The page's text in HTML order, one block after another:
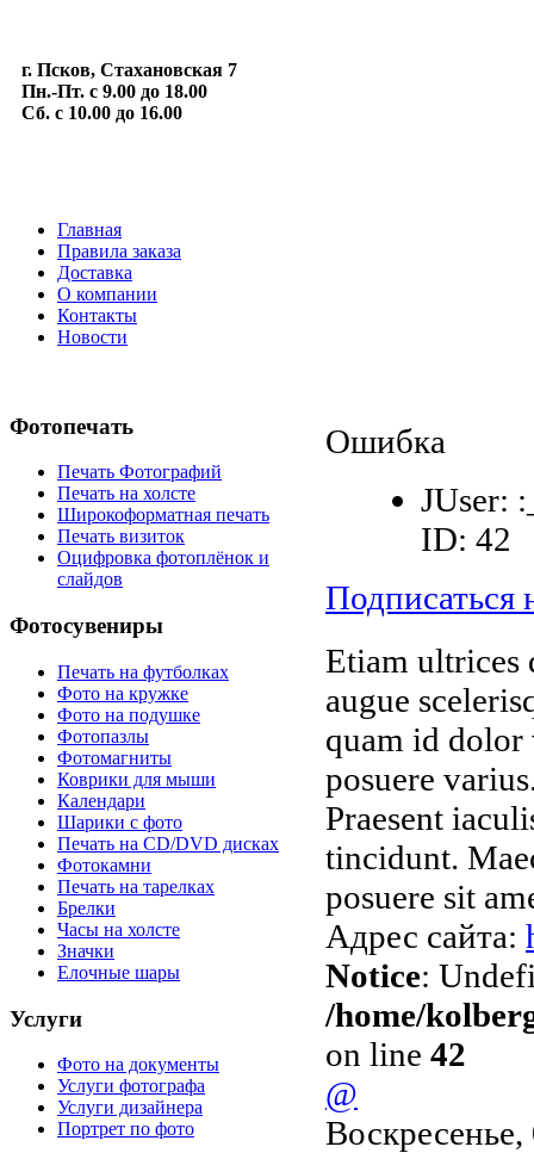
г. Псков, Стахановская 7
Пн.-Пт. с 9.00 до 18.00
Сб. с 10.00 до 16.00
Главная
Правила заказа
Доставка
О компании
Контакты
Новости
Фотопечать
Печать Фотографий
Печать на холсте
Широкоформатная печать
Печать визиток
Оцифровка фотоплёнок и
слайдов
Фотосувениры
Печать на футболках
Фото на кружке
Фото на подушке
Фотопазлы
Фотомагниты
Коврики для мыши
Календари
Шарики с фото
Печать на CD/DVD дисках
Фотокамни
Печать на тарелках
Брелки
Часы на холсте
Значки
Елочные шары
Услуги
Фото на документы
Услуги фотографа
Услуги дизайнера
Портрет по фото
Ошибка
JUser:
ID: 42
Подписаться
Etiam ultrices
augue
quam id
posuere
Praesent
tincidunt.
posuere sit
Адрес сайта:
Notice:
/home/
on line 42
@